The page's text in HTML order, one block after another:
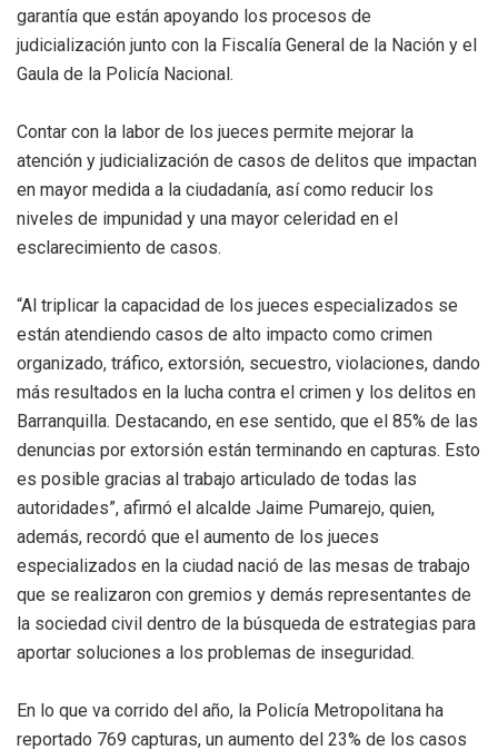
garantía que están apoyando los procesos de
judicialización junto con la Fiscalía General de la Nación y el
Gaula de la Policía Nacional.
Contar con la labor de los jueces permite mejorar la
atención y judicialización de casos de delitos que impactan
en mayor medida a la ciudadanía, así como reducir los
niveles de impunidad y una mayor celeridad en el
esclarecimiento de casos.
“Al triplicar la capacidad de los jueces especializados se
están atendiendo casos de alto impacto como crimen
organizado, tráfico, extorsión, secuestro, violaciones, dando
más resultados en la lucha contra el crimen y los delitos en
Barranquilla. Destacando, en ese sentido, que el 85% de las
denuncias por extorsión están terminando en capturas. Esto
es posible gracias al trabajo articulado de todas las
autoridades”, afirmó el alcalde Jaime Pumarejo, quien,
además, recordó que el aumento de los jueces
especializados en la ciudad nació de las mesas de trabajo
que se realizaron con gremios y demás representantes de
la sociedad civil dentro de la búsqueda de estrategias para
aportar soluciones a los problemas de inseguridad.
En lo que va corrido del año, la Policía Metropolitana ha
reportado 769 capturas, un aumento del 23% de los casos